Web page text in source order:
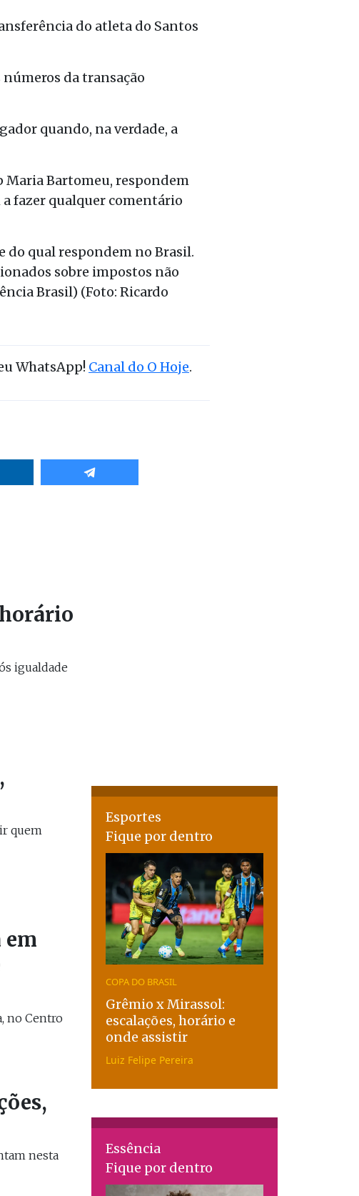
do atleta do Santos
da transação
quando, na verdade, a
Maria Bartomeu, respondem
a fazer qualquer comentário
do qual respondem no Brasil.
sobre impostos não
Brasil) (Foto: Ricardo
WhatsApp! Canal do O Hoje.
igualdade
quem
no Centro
nesta
Esportes
Fique por dentro
COPA DO BRASIL
Grêmio x Mirassol:
escalações, horário e
onde assistir
Luiz Felipe Pereira
Essência
Fique por dentro